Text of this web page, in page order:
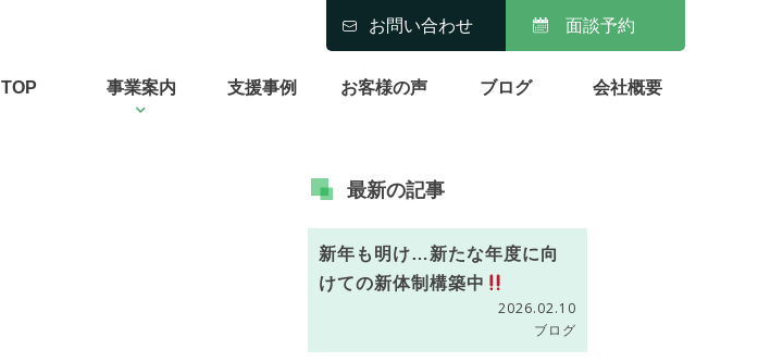
お問い合わせ 面談予約
TOP 事業案内 支援事例 お客様の声 ブログ 会社概要
最新の記事
新年も明け…新たな年度に向
けての新体制構築中
2026.02.10
ブログ